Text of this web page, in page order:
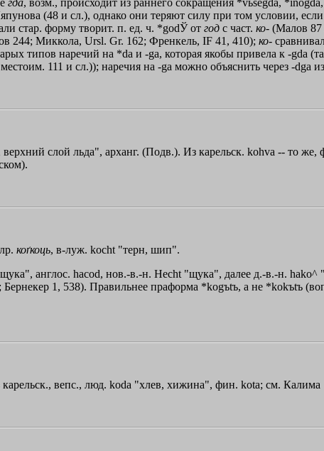
(48 и сл.), однако они теряют силу при том условии,
стар. форму творит. п. ед. ч. *godЎ от год с част. ко- (Малов 87
244; Миккола, Ursl. Gr. 162; Френкель, IF 41, 410); ко-
типов наречий на *dа и -gа, которая якобы привела к -gdа
111 и сл.)); наречия на -gа можно объяснить через -dgа
верхний слой льда", арханг. (Подв.). Из карельск. kohva -- то
коґкоць, в-луж. kосht "терн, шип".
англос. hасоd, нов.-в.-н. Несht "щука", далее д.-в.-н.
1, 538). Правильнее праформа *kоgъtъ, а не *kokъtъ
вепс., люд. koda "хлев, хижина", фин. kоtа; см. Калима